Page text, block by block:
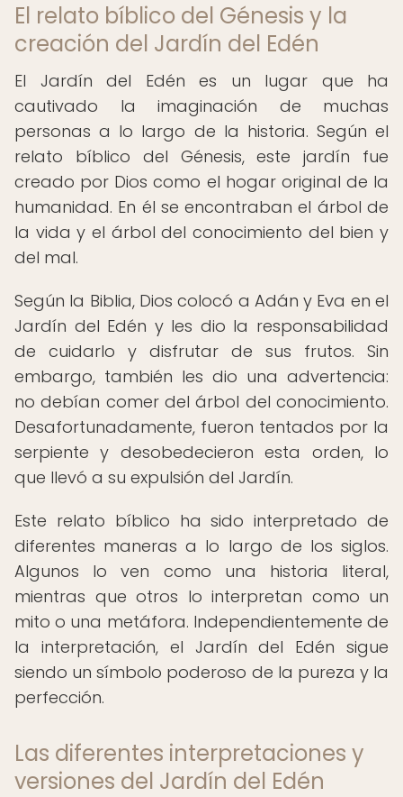
El relato bíblico del Génesis y la
creación del Jardín del Edén
El Jardín del Edén es un lugar que ha
cautivado la imaginación de muchas
personas a lo largo de la historia. Según el
relato bíblico del Génesis, este jardín fue
creado por Dios como el hogar original de la
humanidad. En él se encontraban el árbol de
la vida y el árbol del conocimiento del bien y
del mal.
Según la Biblia, Dios colocó a Adán y Eva en el
Jardín del Edén y les dio la responsabilidad
de cuidarlo y disfrutar de sus frutos. Sin
embargo, también les dio una advertencia:
no debían comer del árbol del conocimiento.
Desafortunadamente, fueron tentados por la
serpiente y desobedecieron esta orden, lo
que llevó a su expulsión del Jardín.
Este relato bíblico ha sido interpretado de
diferentes maneras a lo largo de los siglos.
Algunos lo ven como una historia literal,
mientras que otros lo interpretan como un
mito o una metáfora. Independientemente de
la interpretación, el Jardín del Edén sigue
siendo un símbolo poderoso de la pureza y la
perfección.
Las diferentes interpretaciones y
versiones del Jardín del Edén